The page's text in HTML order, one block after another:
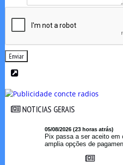
Enviar
NOTICIAS GERAIS
05/08/2026 (23 horas atrás)
Pix passa a ser aceito
amplia opções de